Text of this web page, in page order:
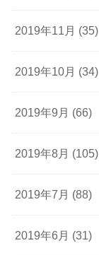
2019年11月 (35)
2019年10月 (34)
2019年9月 (66)
2019年8月 (105)
2019年7月 (88)
2019年6月 (31)